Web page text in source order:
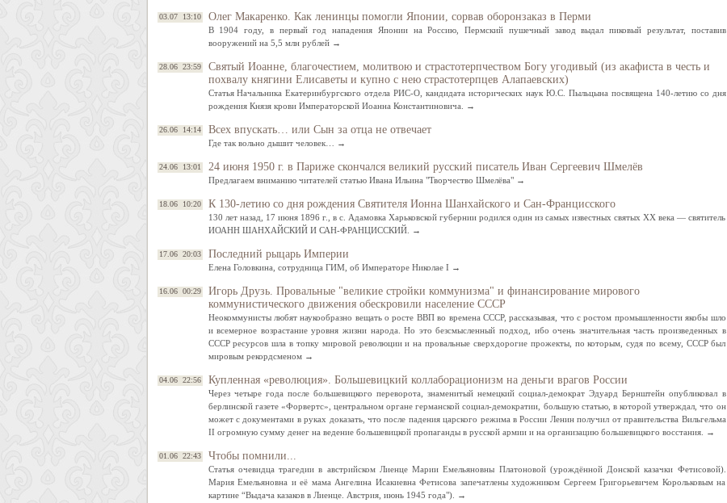
03.07 13:10 Олег Макаренко. Как ленинцы помогли Японии, сорвав оборонзаказ в Перми
В 1904 году, в первый год нападения Японии на Россию, Пермский пушечный завод выдал пиковый результат, поставив
вооружений на 5,5 млн рублей →
28.06 23:59
Святый Иоанне, благочестием, молитвою и страстотерпчеством Богу угодивый (из акафиста в честь и
похвалу княгини Елисаветы и купно с нею страстотерпцев Алапаевских)
Статья Начальника Екатеринбургского отдела РИС-О, кандидата исторических наук Ю.С. Пыльцына посвящена 140-летию со дня
рождения Князя крови Императорской Иоанна Константиновича. →
26.06 14:14 Всех впускать… или Сын за отца не отвечает
Где так вольно дышит человек… →
24.06 13:01 24 июня 1950 г. в Париже скончался великий русский писатель Иван Сергеевич Шмелёв
Предлагаем вниманию читателей статью Ивана Ильина "Творчество Шмелёва" →
18.06 10:20 К 130-летию со дня рождения Святителя Ионна Шанхайского и Сан-Францисского
130 лет назад, 17 июня 1896 г., в с. Адамовка Харьковской губернии родился один из самых известных святых ХХ века — святитель
ИОАНН ШАНХАЙСКИЙ И САН-ФРАНЦИССКИЙ. →
17.06 20:03 Последний рыцарь Империи
Елена Головкина, сотрудница ГИМ, об Императоре Николае I →
16.06 00:29
Игорь Друзь. Провальные "великие стройки коммунизма" и финансирование мирового
коммунистического движения обескровили население СССР
Неокоммунисты любят наукообразно вещать о росте ВВП во времена СССР, рассказывая, что с ростом промышленности якобы шло
и всемерное возрастание уровня жизни народа. Но это безсмысленный подход, ибо очень значительная часть произведенных в
СССР ресурсов шла в топку мировой революции и на провальные сверхдорогие прожекты, по которым, судя по всему, СССР был
мировым рекордсменом →
04.06 22:56 Купленная «революция». Большевицкий коллаборационизм на деньги врагов России
Через четыре года после большевицкого переворота, знаменитый немецкий социал-демократ Эдуард Бернштейн опубликовал в
берлинской газете «Форвертс», центральном органе германской социал-демократии, большую статью, в которой утверждал, что он
может с документами в руках доказать, что после падения царского режима в России Ленин получил от правительства Вильгельма
II огромную сумму денег на ведение большевицкой пропаганды в русской армии и на организацию большевицкого восстания. →
01.06 22:43 Чтобы помнили...
Статья очевидца трагедии в австрийском Лиенце Марии Емельяновны Платоновой (урождённой Донской казачки Фетисовой).
Мария Емельяновна и её мама Ангелина Исакиевна Фетисова запечатлены художником Сергеем Григорьевичем Корольковым на
картине “Выдача казаков в Лиенце. Австрия, июнь 1945 года"). →
Свидетельство